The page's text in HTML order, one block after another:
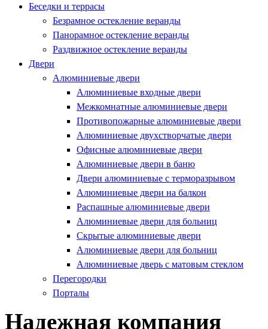
Беседки и террасы
Безрамное остекление веранды
Панорамное остекление веранды
Раздвижное остекление веранды
Двери
Алюминиевые двери
Алюминиевые входные двери
Межкомнатные алюминиевые двери
Противопожарные алюминиевые двери
Алюминиевые двухстворчатые двери
Офисные алюминиевые двери
Алюминиевые двери в баню
Двери алюминиевые с терморазрывом
Алюминиевые двери на балкон
Распашные алюминиевые двери
Алюминиевые двери для больниц
Скрытые алюминиевые двери
Алюминиевые двери для больниц
Алюминиевые дверь с матовым стеклом
Перегородки
Порталы
Надежная компания